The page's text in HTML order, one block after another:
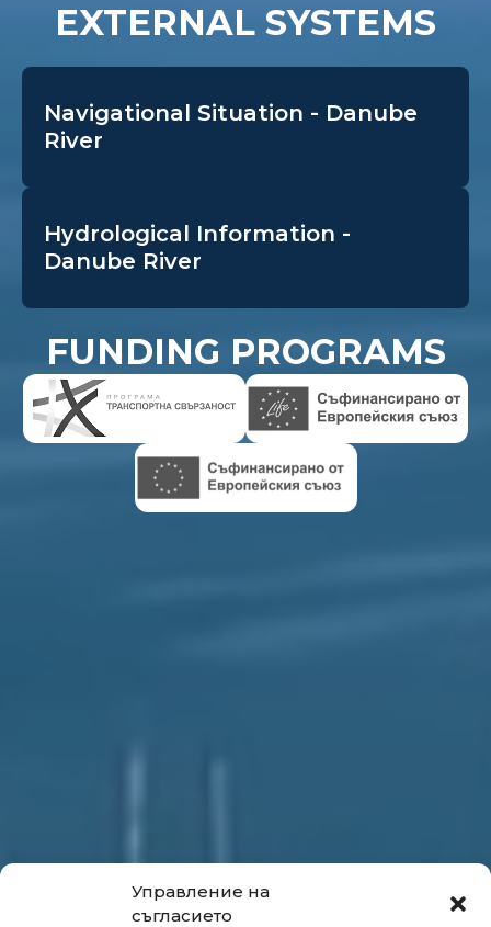
Управление на
съгласието
EXTERNAL SYSTEMS
Navigational Situation - Danube
River
Hydrological Information -
Danube River
FUNDING PROGRAMS